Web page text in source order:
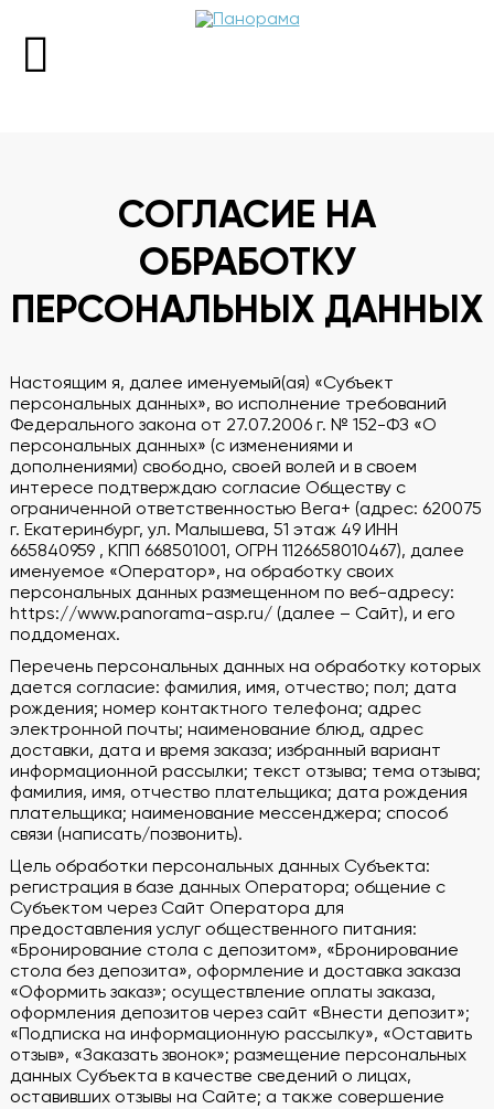
Пн 13:00-00:00
Вт-Вс 12:00-00:00
Забронировать стол
Меню
О ресторане
Бронирование
Банкеты
Новости, блог
Меню
Подарочные сертификаты
Описание и фото блюд
Галерея
Контакты
Предложение руки и сердца
Гостевые карты
СОГЛАСИЕ НА
ОБРАБОТКУ
ПЕРСОНАЛЬНЫХ ДАННЫХ
Настоящим я, далее именуемый(ая) «Субъект
персональных данных», во исполнение требований
Федерального закона от 27.07.2006 г. № 152-ФЗ «О
персональных данных» (с изменениями и
дополнениями) свободно, своей волей и в своем
интересе подтверждаю согласие Обществу с
ограниченной ответственностью Вега+ (адрес: 620075
г. Екатеринбург, ул. Малышева, 51 этаж 49 ИНН
665840959 , КПП 668501001, ОГРН 1126658010467), далее
именуемое «Оператор», на обработку своих
персональных данных размещенном по веб-адресу:
https://www.panorama-asp.ru/ (далее – Сайт), и его
поддоменах.
Перечень персональных данных на обработку которых
дается согласие: фамилия, имя, отчество; пол; дата
рождения; номер контактного телефона; адрес
электронной почты; наименование блюд, адрес
доставки, дата и время заказа; избранный вариант
информационной рассылки; текст отзыва; тема отзыва;
фамилия, имя, отчество плательщика; дата рождения
плательщика; наименование мессенджера; способ
связи (написать/позвонить).
Цель обработки персональных данных Субъекта:
регистрация в базе данных Оператора; общение с
Субъектом через Сайт Оператора для
предоставления услуг общественного питания:
«Бронирование стола с депозитом», «Бронирование
стола без депозита», оформление и доставка заказа
«Оформить заказ»; осуществление оплаты заказа,
оформления депозитов через сайт «Внести депозит»;
«Подписка на информационную рассылку», «Оставить
отзыв», «Заказать звонок»; размещение персональных
данных Субъекта в качестве сведений о лицах,
оставивших отзывы на Сайте; а также совершение